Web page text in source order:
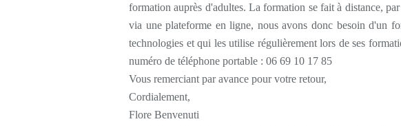
formation auprès d'adultes. La formation se fait à distance,
via une plateforme en ligne, nous avons donc besoin d'un
technologies et qui les utilise régulièrement lors de ses
numéro de téléphone portable : 06 69 10 17 85
Vous remerciant par avance pour votre retour,
Cordialement,
Flore Benvenuti